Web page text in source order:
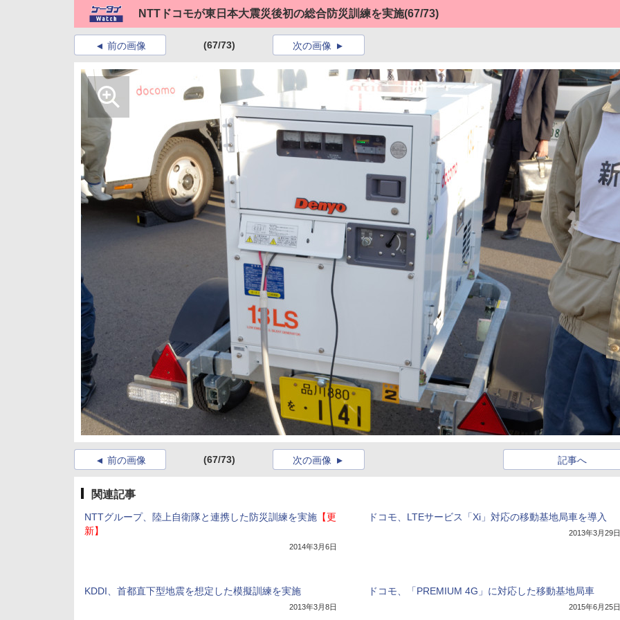
NTTドコモが東日本大震災後初の総合防災訓練を実施(67/73)
前の画像 (67/73) 次の画像
前の画像 (67/73) 記事へ
次の画像
関連記事
NTTグループ、陸上自衛隊と連携した防災訓練を実施 【更
新】
2014年3月6日
ドコモ、LTEサービス「Xi」対応の移動基地局車を導入
2013年3月29日
KDDI、首都直下型地震を想定した模擬訓練を実施
2013年3月8日
ドコモ、「PREMIUM 4G」に対応した移動基地局車
2015年6月25日